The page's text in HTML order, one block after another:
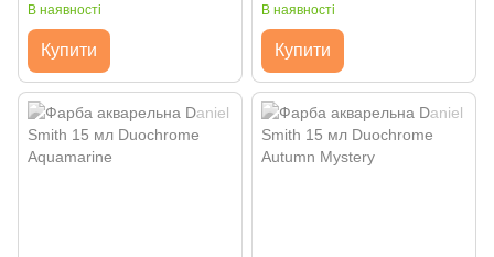
В наявності
Купити
В наявності
Купити